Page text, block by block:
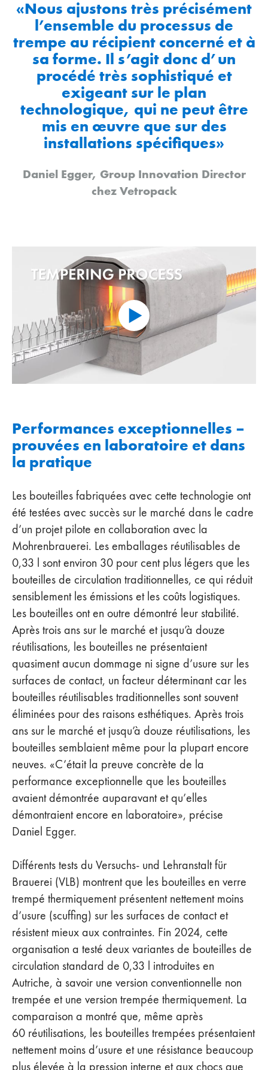
«Nous ajustons très précisément
l’ensemble du processus de
trempe au récipient concerné et à
sa forme. Il s’agit donc d’un
procédé très sophistiqué et
exigeant sur le plan
technologique, qui ne peut être
mis en œuvre que sur des
installations spécifiques»
Daniel Egger, Group Innovation Director
chez Vetropack
Performances exceptionnelles –
prouvées en laboratoire et dans
la pratique
Les bouteilles fabriquées avec cette technologie ont
été testées avec succès sur le marché dans le cadre
d’un projet pilote en collaboration avec la
Mohrenbrauerei. Les emballages réutilisables de
0,33 l sont environ 30 pour cent plus légers que les
bouteilles de circulation traditionnelles, ce qui réduit
sensiblement les émissions et les coûts logistiques.
Les bouteilles ont en outre démontré leur stabilité.
Après trois ans sur le marché et jusqu’à douze
réutilisations, les bouteilles ne présentaient
quasiment aucun dommage ni signe d’usure sur les
surfaces de contact, un facteur déterminant car les
bouteilles réutilisables traditionnelles sont souvent
éliminées pour des raisons esthétiques. Après trois
ans sur le marché et jusqu’à douze réutilisations, les
bouteilles semblaient même pour la plupart encore
neuves. «C’était la preuve concrète de la
performance exceptionnelle que les bouteilles
avaient démontrée auparavant et qu’elles
démontraient encore en laboratoire», précise
Daniel Egger.
Différents tests du Versuchs- und Lehranstalt für
Brauerei (VLB) montrent que les bouteilles en verre
trempé thermiquement présentent nettement moins
d’usure (scuffing) sur les surfaces de contact et
résistent mieux aux contraintes. Fin 2024, cette
organisation a testé deux variantes de bouteilles de
circulation standard de 0,33 l introduites en
Autriche, à savoir une version conventionnelle non
trempée et une version trempée thermiquement. La
comparaison a montré que, même après
60 réutilisations, les bouteilles trempées présentaient
nettement moins d’usure et une résistance beaucoup
plus élevée à la pression interne et aux chocs que